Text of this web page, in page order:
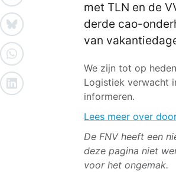
met TLN en de
derde cao-
van
We zijn tot op
Logistiek verwacht
informeren.
Lees meer over
De FNV heeft een
deze pagina niet
voor het ongemak.